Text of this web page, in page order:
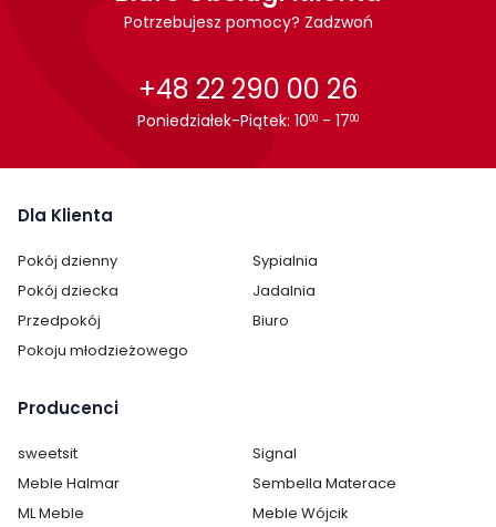
Potrzebujesz pomocy? Zadzwoń
+48 22 290 00 26
Poniedziałek-Piątek: 1000 - 1700
Dla Klienta
Pokój dzienny
Sypialnia
Pokój dziecka
Jadalnia
Przedpokój
Biuro
Pokoju młodzieżowego
Producenci
sweetsit
Signal
Meble Halmar
Sembella Materace
ML Meble
Meble Wójcik